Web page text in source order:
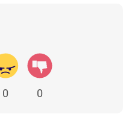
0 0